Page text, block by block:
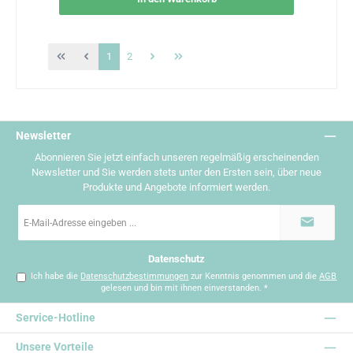
Seite
1 Seite
2
Newsletter
Abonnieren Sie jetzt einfach unseren regelmäßig erscheinenden
Newsletter und Sie werden stets unter den Ersten sein, über neue
Produkte und Angebote informiert werden.
Mail-
Datenschutz
Ich habe die Datenschutzbestimmungen zur Kenntnis genommen und dieAGB
gelesen und bin mit ihnen einverstanden. *
Service-Hotline
Unsere Vorteile